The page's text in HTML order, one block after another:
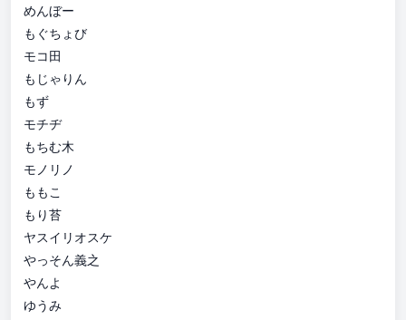
めんぼー
もぐちょび
モコ田
もじゃりん
もず
モチヂ
もちむ木
モノリノ
ももこ
もり苔
ヤスイリオスケ
やっそん義之
やんよ
ゆうみ